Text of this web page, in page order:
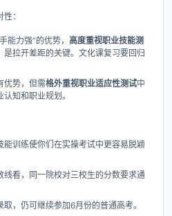
：
能力强”的优势，​ 高度重视职业技能测
是拉开差距的关键。文化课复习要回归
优势，但需格外重视职业适应性测试中
知和职业规划。
能训练使你们在实操考试中更容易脱颖
线看，同一院校对三校生的分数要求通
取，仍可继续参加6月份的普通高考。